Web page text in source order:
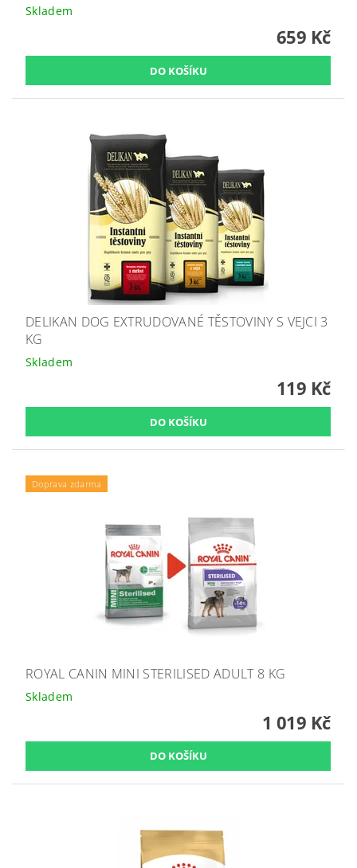
Skladem
659 Kč
DELIKAN DOG EXTRUDOVANÉ TĚSTOVINY S VEJCI 3
KG
Skladem
119 Kč
Doprava zdarma
ROYAL CANIN MINI STERILISED ADULT 8 KG
Skladem
1 019 Kč